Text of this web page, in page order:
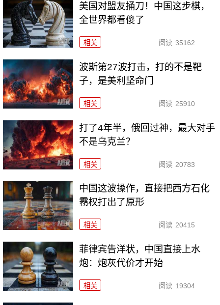
美国对盟友捅刀！中国这步棋，
全世界都看傻了
相关 阅读 35162
波斯第27波打击，打的不是靶
子，是美利坚命门
相关 阅读 25910
打了4年半，俄回过神，最大对手
不是乌克兰？
相关 阅读 20783
中国这波操作，直接把西方石化
霸权打出了原形
相关 阅读 20415
菲律宾告洋状，中国直接上水
炮：炮灰代价才开始
相关 阅读 19304